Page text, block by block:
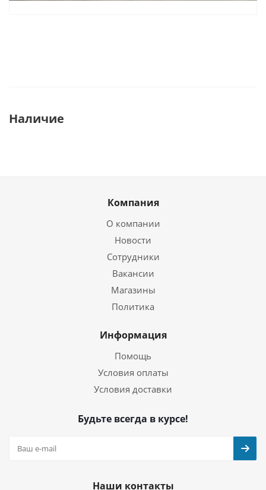
Наличие
Компания
О компании
Новости
Сотрудники
Вакансии
Магазины
Политика
Информация
Помощь
Условия оплаты
Условия доставки
Будьте всегда в курсе!
Наши контакты